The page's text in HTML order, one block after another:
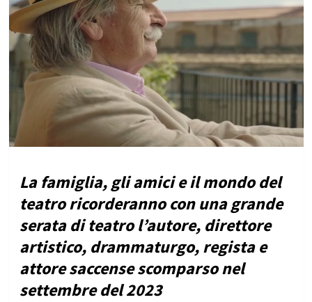
La famiglia, gli amici e il mondo del
teatro ricorderanno con una grande
serata di teatro l’autore, direttore
artistico, drammaturgo, regista e
attore saccense scomparso nel
settembre del 2023